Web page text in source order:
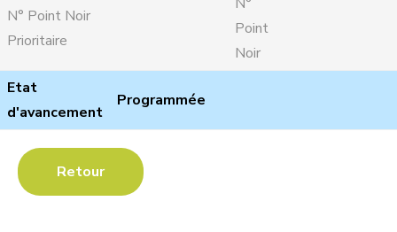
N° Point Noir
Prioritaire
Point
Noir
Etat
d'avancement
Programmée
Retour